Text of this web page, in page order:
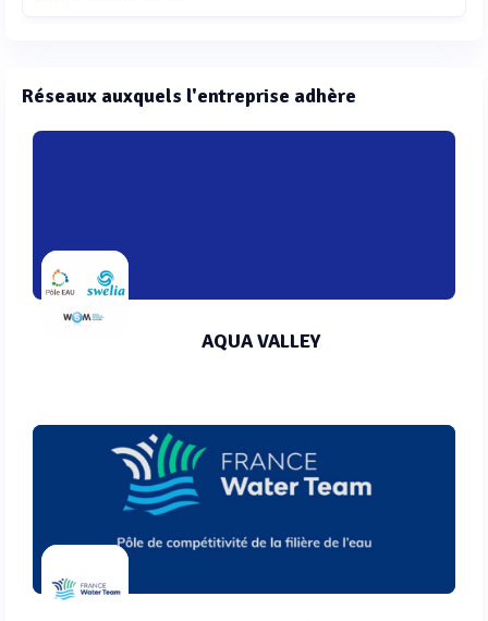
Réseaux auxquels l'entreprise adhère
AQUA VALLEY